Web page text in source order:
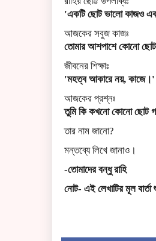
'একটি ছোট ভালো কাজও
আজকের সবুজ কাজঃ
তোমার আশপাশে কোনো ছোট
জীবনের শিক্ষাঃ
'মহত্ব আকারে নয়, কাজে।'
আজকের প্রশ্নঃ
তুমি কি কখনো কোনো ছোট
তার নাম জানো?
মন্তব্যে লিখে জানাও।
-তোমাদের বন্ধু রাহি
নোট- এই লেখাটির মূল